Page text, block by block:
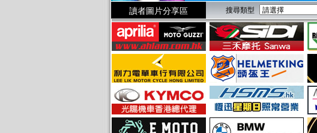
讀者圖片分享區 搜尋類型